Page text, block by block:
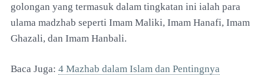
golongan yang termasuk dalam tingkatan ini ialah para
ulama madzhab seperti Imam Maliki, Imam Hanafi, Imam
Ghazali, dan Imam Hanbali.
Baca Juga: 4 Mazhab dalam Islam dan Pentingnya